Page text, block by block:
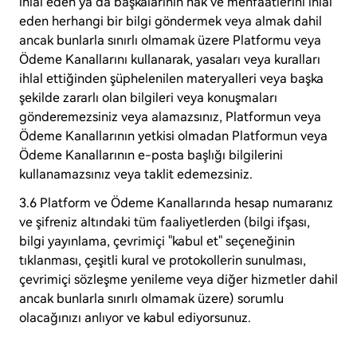
eden herhangi bir bilgi göndermek veya almak dahil
ancak bunlarla sınırlı olmamak üzere Platformu veya
Ödeme Kanallarını kullanarak, yasaları veya kuralları
ihlal ettiğinden şüphelenilen materyalleri veya başka
şekilde zararlı olan bilgileri veya konuşmaları
gönderemezsiniz veya alamazsınız, Platformun veya
Ödeme Kanallarının yetkisi olmadan Platformun veya
Ödeme Kanallarının e-posta başlığı bilgilerini
kullanamazsınız veya taklit edemezsiniz.
3.6 Platform ve Ödeme Kanallarında hesap numaranız
ve şifreniz altındaki tüm faaliyetlerden (bilgi ifşası,
bilgi yayınlama, çevrimiçi "kabul et" seçeneğinin
tıklanması, çeşitli kural ve protokollerin sunulması,
çevrimiçi sözleşme yenileme veya diğer hizmetler dahil
ancak bunlarla sınırlı olmamak üzere) sorumlu
olacağınızı anlıyor ve kabul ediyorsunuz.